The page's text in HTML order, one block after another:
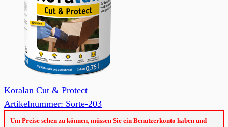
Koralan Cut & Protect
Artikelnummer: Sorte-203
Um Preise sehen zu können, müssen Sie ein Benutzerkonto haben und